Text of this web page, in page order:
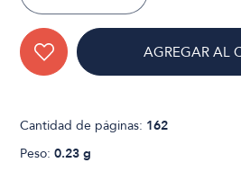
AGREGAR AL
Cantidad de páginas: 162
Peso:0.23 g